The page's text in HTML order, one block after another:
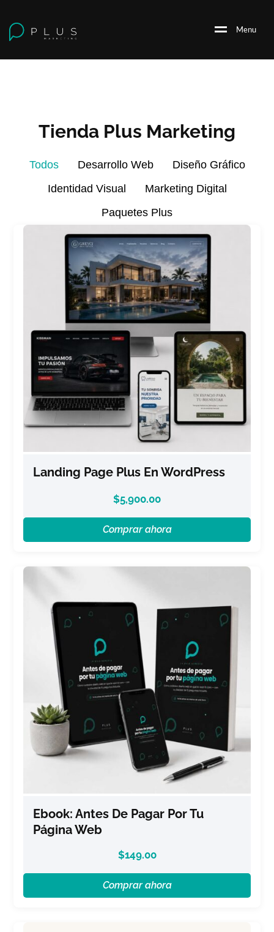
Menu
Tienda Plus Marketing
Desarrollo Web
Diseño Gráfico
Identidad Visual
Marketing Digital
Paquetes Plus
Todos
Landing Page Plus En WordPress
$5,900.00
Comprar ahora
Ebook: Antes De Pagar Por Tu
Página Web
$149.00
Comprar ahora